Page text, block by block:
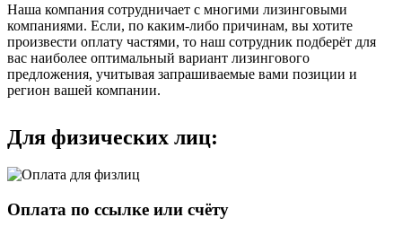
Наша компания сотрудничает с многими лизинговыми
компаниями. Если, по каким-либо причинам, вы хотите
произвести оплату частями, то наш сотрудник подберёт для
вас наиболее оптимальный вариант лизингового
предложения, учитывая запрашиваемые вами позиции и
регион вашей компании.
Для физических лиц:
Оплата по ссылке или счёту